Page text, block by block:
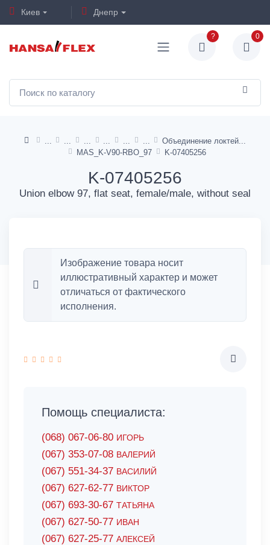
Киев Днепр
? 0
Объединение локтей
MAS_K-V90-RBO_97
K-07405256
K-07405256
Union elbow 97, flat seat, female/male, without seal
Изображение товара носит
иллюстративный характер и может
отличаться от фактического
исполнения.
Помощь специалиста:
(068) 067-06-80 ИГОРЬ
(067) 353-07-08 ВАЛЕРИЙ
(067) 551-34-37 ВАСИЛИЙ
(067) 627-62-77 ВИКТОР
(067) 693-30-67 ТАТЬЯНА
(067) 627-50-77 ИВАН
(067) 627-25-77 АЛЕКСЕЙ